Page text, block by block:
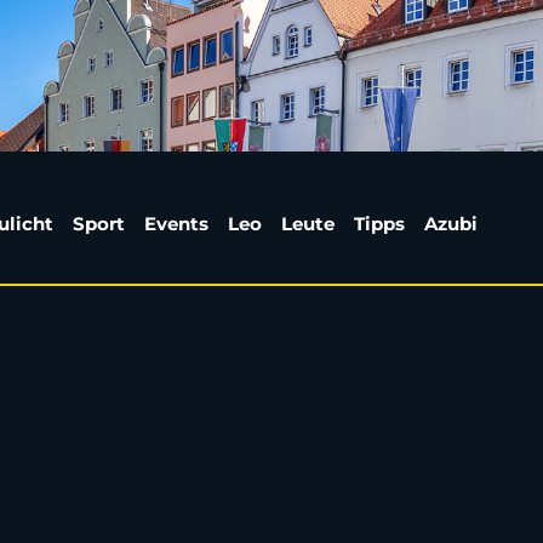
| Weiden24
Sport Events Leo Leute Tipps Azubi